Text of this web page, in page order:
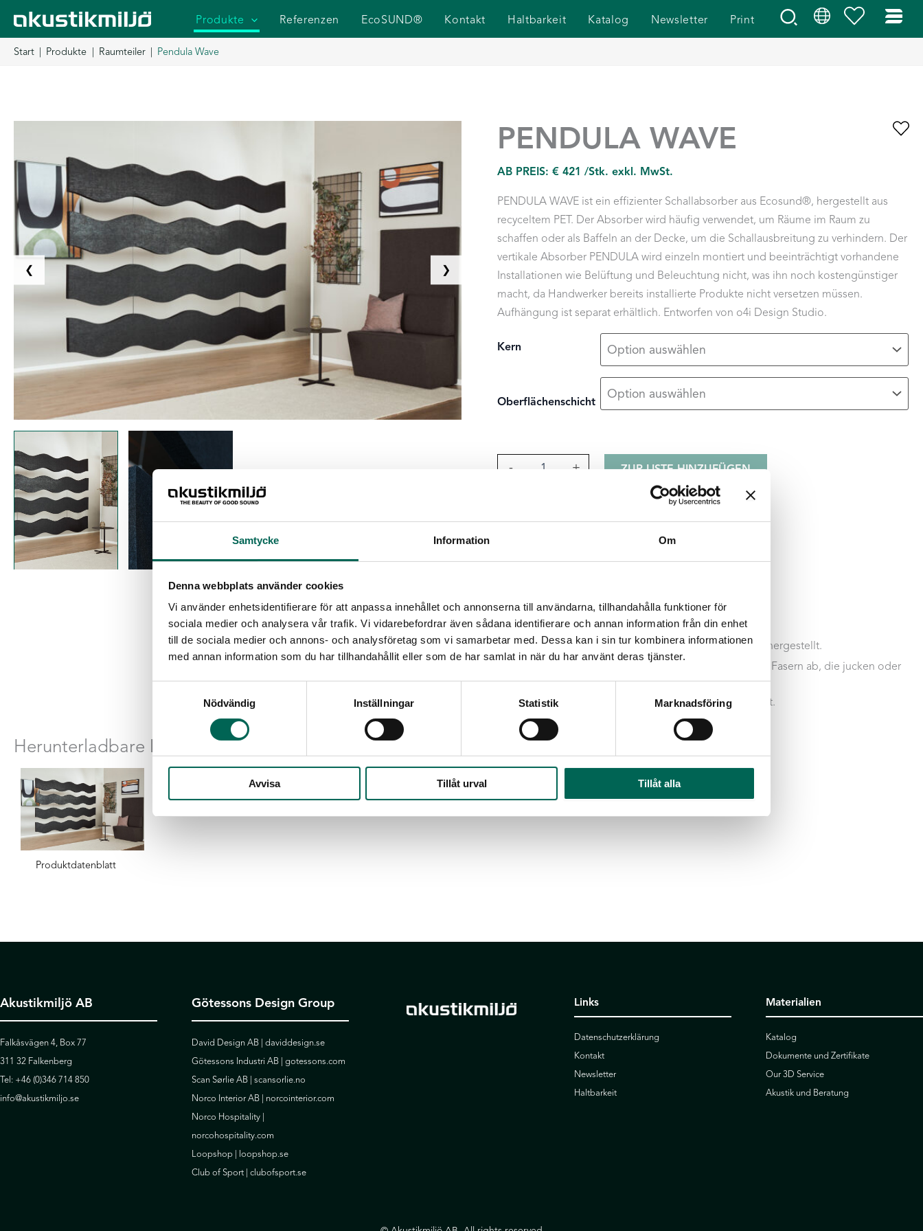
Samtycke Information Om
Denna webbplats använder cookies
Vi använder enhetsidentifierare för att anpassa innehållet och annonserna till användarna, tillhandahålla funktioner för
sociala medier och analysera vår trafik. Vi vidarebefordrar även sådana identifierare och annan information från din enhet
till de sociala medier och annons- och analysföretag som vi samarbetar med. Dessa kan i sin tur kombinera informationen
med annan information som du har tillhandahållit eller som de har samlat in när du har använt deras tjänster.
Nödvändig
Inställningar Statistik Marknadsföring
Avvisa Tillåt urval Tillåt alla
Inhalt
springen
Produkte Referenzen EcoSUND® Kontakt Haltbarkeit Katalog Newsletter Print
Start Produkte Raumteiler Pendula Wave
❮ ❯
PENDULA WAVE
AB PREIS:€ 421 /Stk. exkl. MwSt.
PENDULA WAVE ist ein effizienter Schallabsorber aus Ecosund®, hergestellt aus
recyceltem PET. Der Absorber wird häufig verwendet, um Räume im Raum zu
schaffen oder als Baffeln an der Decke, um die Schallausbreitung zu verhindern. Der
vertikale Absorber PENDULA wird einzeln montiert und beeinträchtigt vorhandene
Installationen wie Belüftung und Beleuchtung nicht, was ihn noch kostengünstiger
macht, da Handwerker bereits installierte Produkte nicht versetzen müssen.
Aufhängung ist separat erhältlich. Entworfen von o4i Design Studio.
Kern
Oberflächenschicht
- + ZUR LISTE HINZUFÜGEN
Produktdetails
Eigenschaften von EcoSund
Keine Emissionen: EcoSUND wird aus recyceltem PET hergestellt.
Keine gefährlichen Chemikalien:
EcoSUND gibt keine Fasern ab, die jucken oder
reizen.
Material: EcoSUND wird aus recyceltem PET hergestellt.
Herunterladbare Dateien
Produktdatenblatt
Akustikmiljö AB
Falkåsvägen 4, Box 77
311 32 Falkenberg
Tel: +46 (0)346 714 850
info@akustikmiljo.se
Götessons Design Group
David Design AB | daviddesign.se
Götessons Industri AB | gotessons.com
Scan Sørlie AB | scansorlie.no
Norco Interior AB | norcointerior.com
Norco Hospitality |
norcohospitality.com
Loopshop |
loopshop.se
Club of Sport | clubofsport.se
Links
Datenschutzerklärung
Kontakt
Newsletter
Haltbarkeit
Materialien
Katalog
Dokumente und Zertifikate
Our 3D Service
Akustik und Beratung